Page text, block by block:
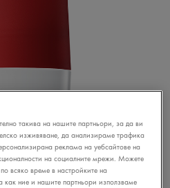
такива на нашите партньори, за да ви
изживяване, да анализираме трафика
реклама на уебсайтове на
на социалните мрежи. Можете
всяко време в настройките на
как ние и нашите партньори използваме